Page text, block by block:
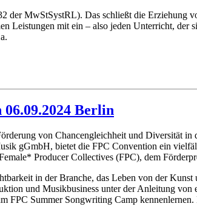
MwStSystRL). Das schließt die Erziehung
Leistungen mit ein – also jeden Unterricht,
Berlin
von Chancengleichheit und
gGmbH, bietet die FPC Convention ein
Producer Collectives (FPC), dem
in der Branche, das Leben von der
und Musikbusiness unter der Anleitung
FPC Summer Songwriting Camp